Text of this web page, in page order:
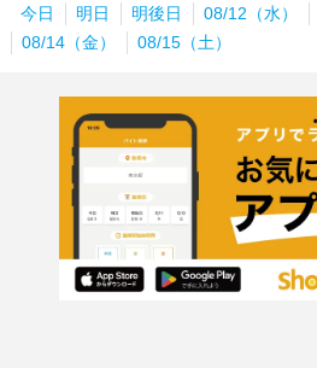
今日 明日 明後日 08/12（水）
08/14（金）
08/15（土）